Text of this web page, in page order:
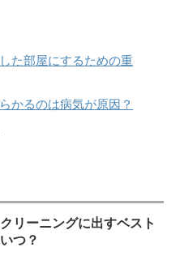
た部屋にするための重
かるのは病気が原因？
リーニングに出すベスト
つ？